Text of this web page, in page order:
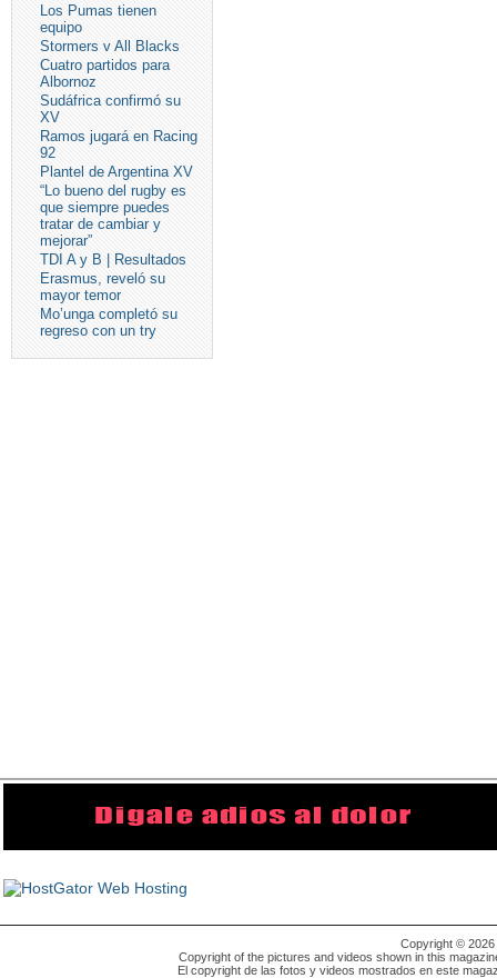
Los Pumas tienen
equipo
Stormers v All Blacks
Cuatro partidos para
Albornoz
Sudáfrica confirmó su
XV
Ramos jugará en Racing
92
Plantel de Argentina XV
“Lo bueno del rugby es
que siempre puedes
tratar de cambiar y
mejorar”
TDI A y B | Resultados
Erasmus, reveló su
mayor temor
Mo’unga completó su
regreso con un try
Copyright © 2026
Copyright of the pictures and videos shown in this
El copyright de las fotos y videos mostrados en este